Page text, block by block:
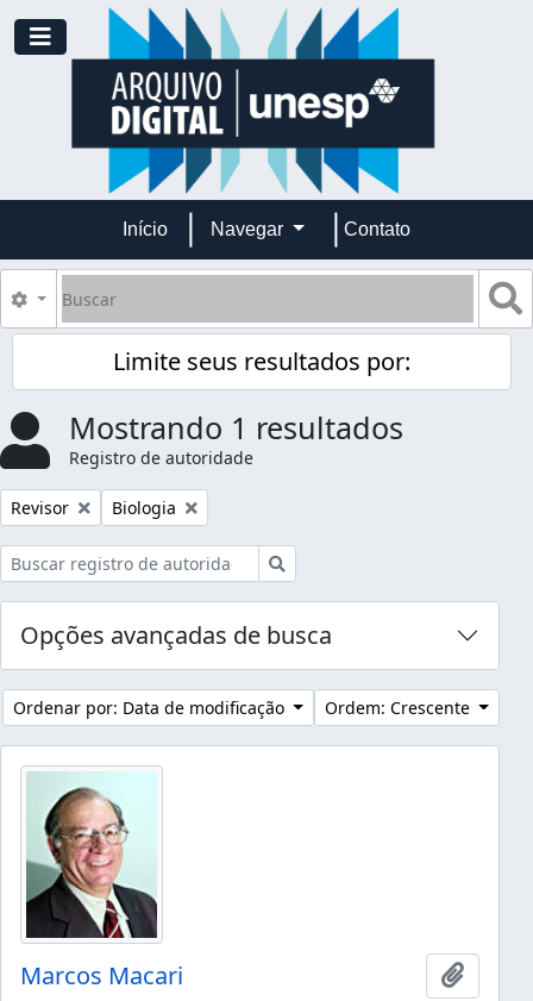
Skip to main content
Toggle navigation
Início Navegar Contato
Buscar
Opções de busca
Limite seus resultados por:
Mostrando 1 resultados
Registro de autoridade
Remover filtro:
Revisor Remover filtro:
Biologia
Opções avançadas de busca
Ordenar por: Data de modificação Ordem: Crescente
Marcos Macari